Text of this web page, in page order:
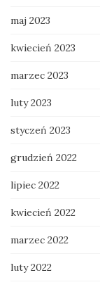
maj 2023
kwiecień 2023
marzec 2023
luty 2023
styczeń 2023
grudzień 2022
lipiec 2022
kwiecień 2022
marzec 2022
luty 2022